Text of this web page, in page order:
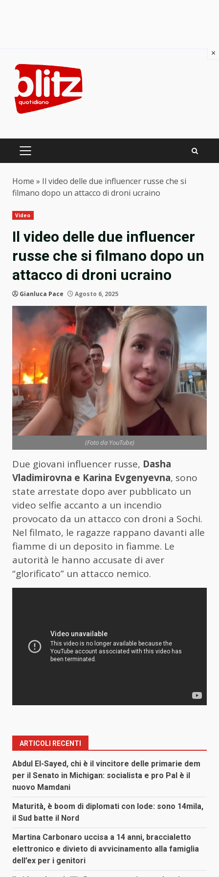
content
PRIMARY
Home » Il video delle due influencer russe che si
filmano dopo un attacco di droni ucraino
Video
Il video delle due influencer
russe che si filmano dopo un
attacco di droni ucraino
Gianluca Pace Agosto 6, 2025
(Foto da YouTube)
Due giovani influencer russe, Dasha
Vladimirovna e Karina Evgenyevna, sono
state arrestate dopo aver pubblicato un
video selfie accanto a un incendio
provocato da un attacco con droni a Sochi.
Nel filmato, le ragazze rappano davanti alle
fiamme di un deposito in fiamme. Le
autorità le hanno accusate di aver
“glorificato” un attacco nemico.
ARTICOLI RECENTI
Abdul El-Sayed, chi è il vincitore delle primarie dem
per il Senato in Michigan: socialista e pro Pal è il
nuovo Mamdani
Maturità, è boom di diplomati con lode: sono 14mila,
il Sud batte il Nord
Martina Carbonaro uccisa a 14 anni, braccialetto
elettronico e divieto di avvicinamento alla famiglia
dell’ex per i genitori
×